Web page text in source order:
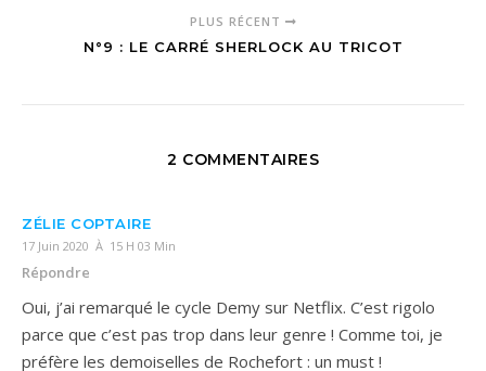
PLUS RÉCENT
N°9 : LE CARRÉ SHERLOCK AU TRICOT
2 COMMENTAIRES
ZÉLIE COPTAIRE
17 Juin 2020 À 15 H 03 Min
Répondre
Oui, j’ai remarqué le cycle Demy sur Netflix. C’est rigolo
parce que c’est pas trop dans leur genre ! Comme toi, je
préfère les demoiselles de Rochefort : un must !